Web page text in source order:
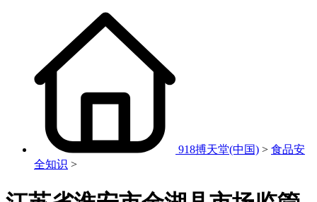
918搏天堂(中国) > 食品安
全知识 >